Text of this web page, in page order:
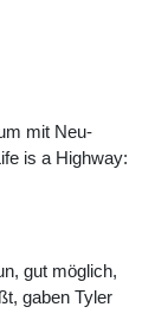
mit Neu-
is a Highway:
gut möglich,
gaben Tyler